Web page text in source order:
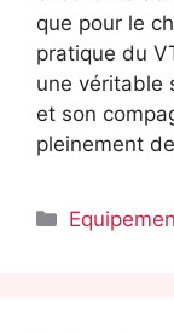
que pour le
pratique du
une véritable
et son
pleinement
Catégories